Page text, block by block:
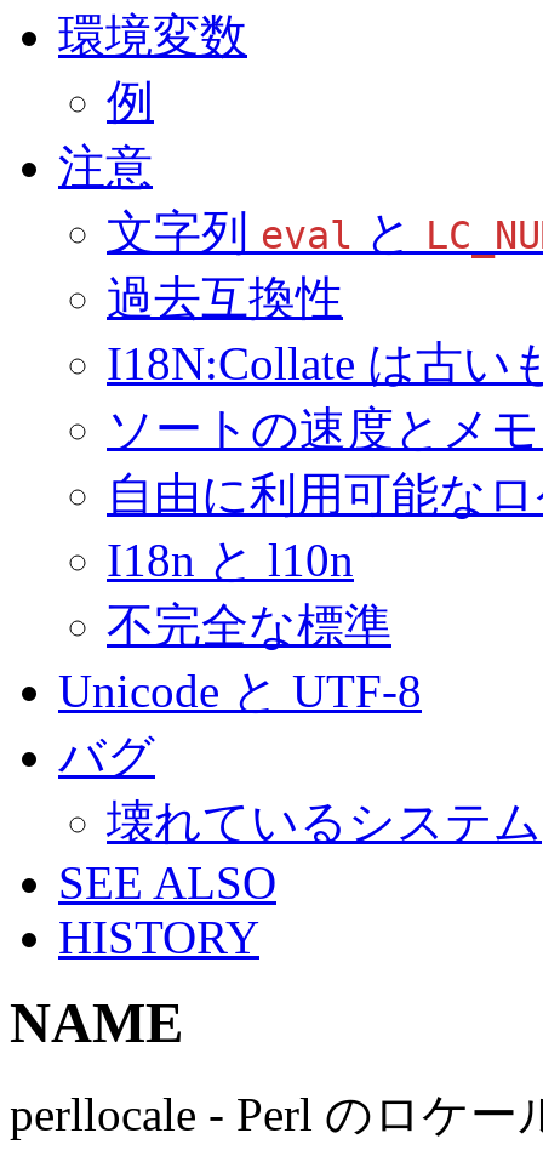
環境変数
例
注意
文字列
eval と
過去互換性
I18N:Collate は古い
ソートの速度とメ
自由に利用可能な
I18n と l10n
不完全な標準
Unicode と UTF-8
バグ
壊れているシステム
SEE ALSO
HISTORY
NAME
perllocale - Perl のロケ